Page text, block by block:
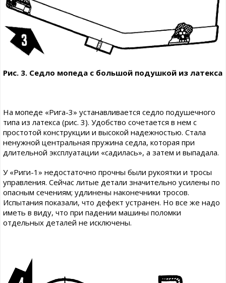
Рис. 3. Седло мопеда с большой подушкой из латекса
На мопеде «Рига-3» устанавливается седло подушечного
типа из латекса (рис. 3). Удобство сочетается в нем с
простотой конструкции и высокой надежностью. Стала
ненужной центральная пружина седла, которая при
длительной эксплуатации «садилась», а затем и выпадала.
У «Риги-1» недостаточно прочны были рукоятки и тросы
управления. Сейчас литые детали значительно усилены по
опасным сечениям; удлинены наконечники тросов.
Испытания показали, что дефект устранен. Но все же надо
иметь в виду, что при падении машины поломки
отдельных деталей не исключены.